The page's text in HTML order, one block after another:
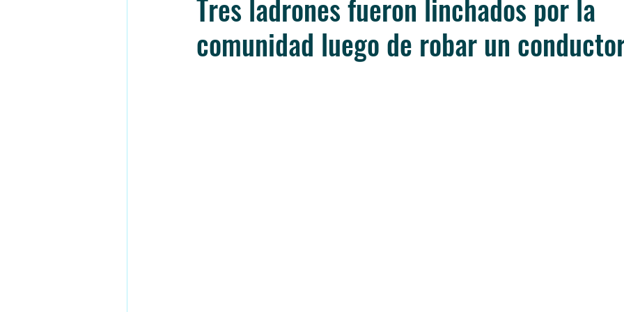
Tres ladrones fueron linchados por la
comunidad luego de robar un